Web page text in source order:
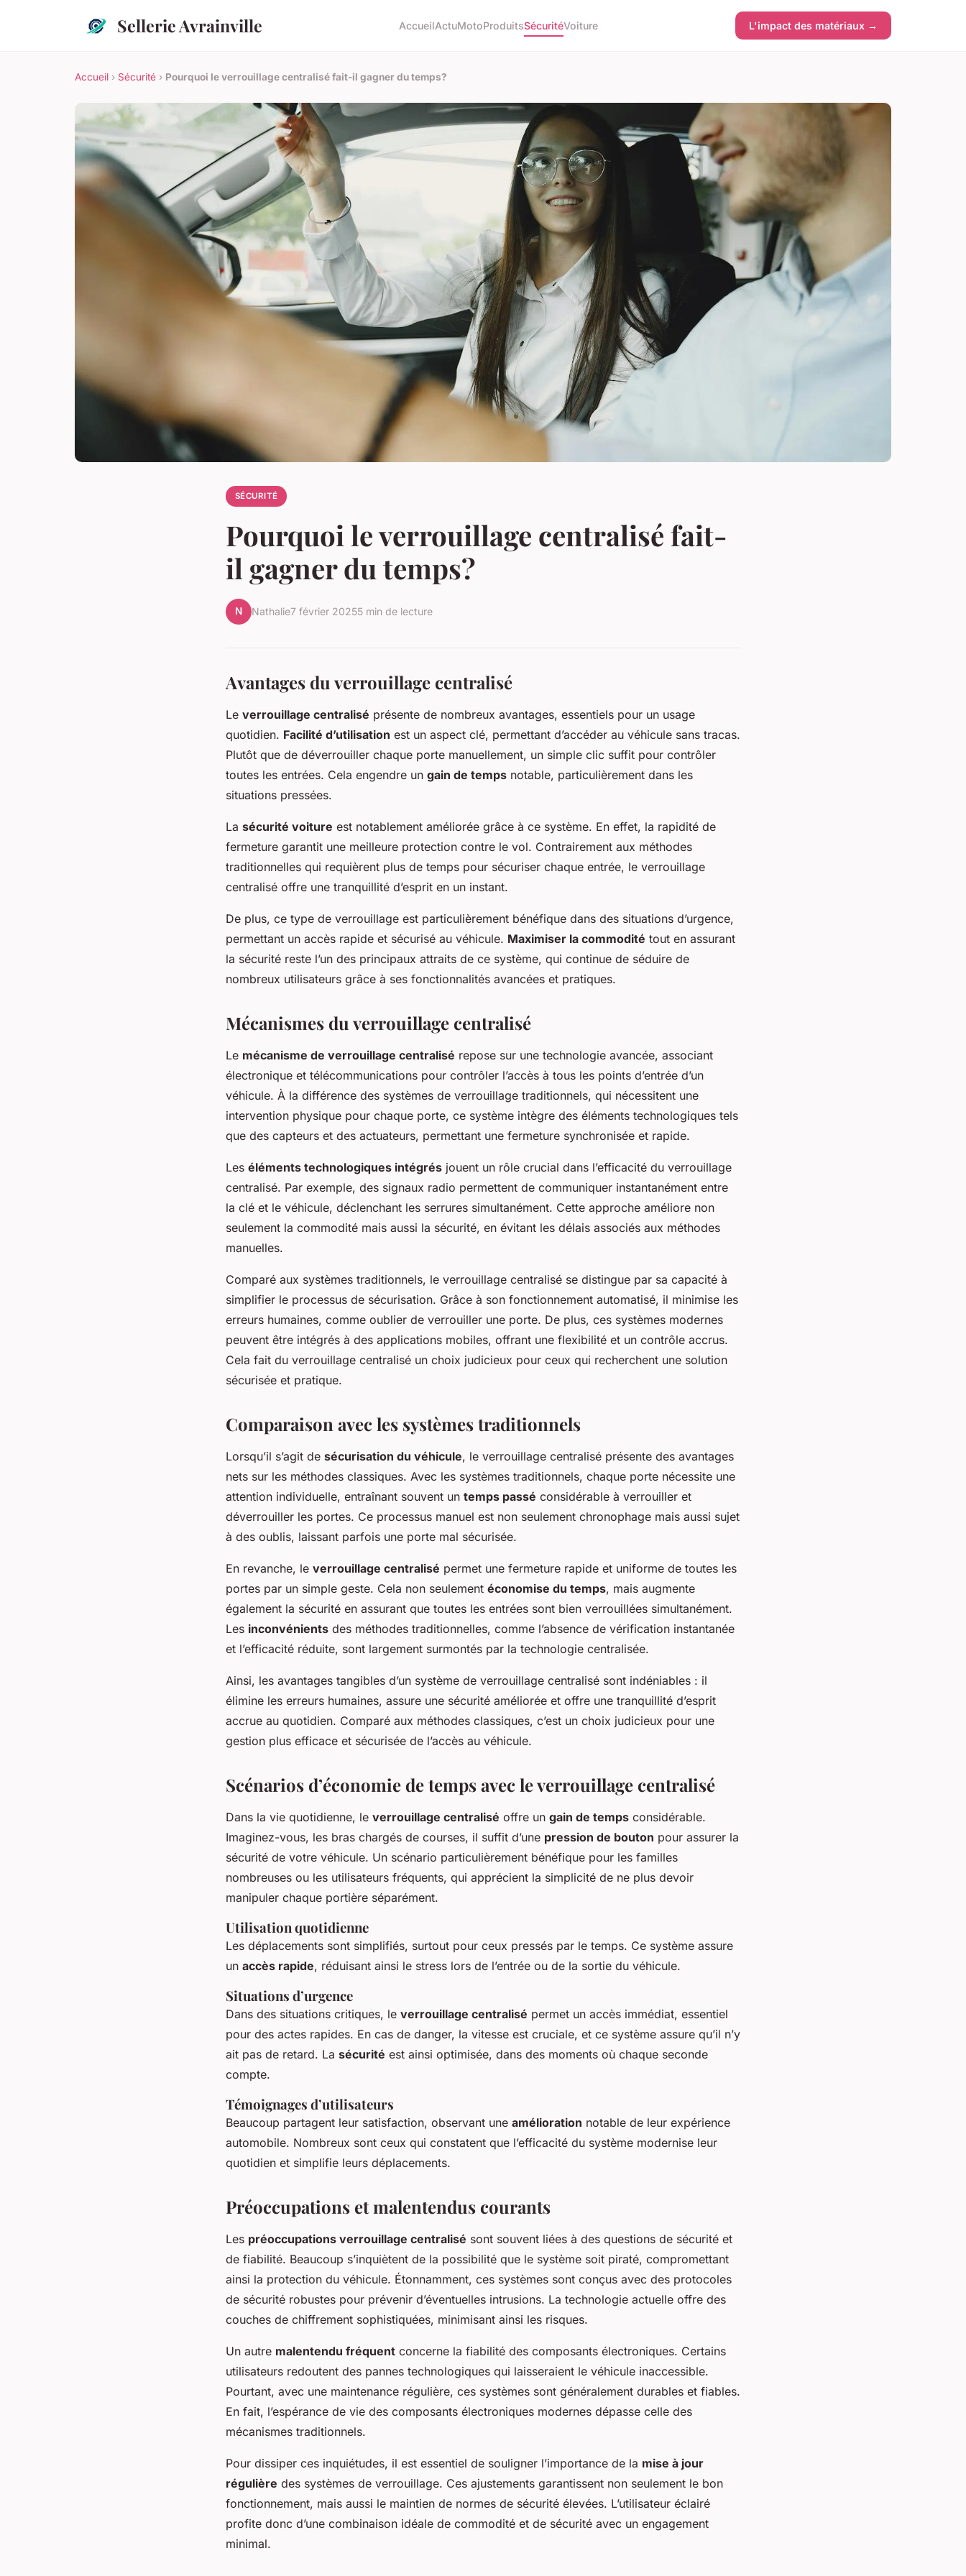
Sellerie Avrainville AccueilActuMotoProduitsSécuritéVoiture L'impact des matériaux →
Accueil › Sécurité › Pourquoi le verrouillage centralisé fait-il gagner du temps?
SÉCURITÉ
Pourquoi le verrouillage centralisé fait-
il gagner du temps?
N Nathalie7 février 20255 min de lecture
Avantages du verrouillage centralisé
Le verrouillage centralisé présente de nombreux avantages, essentiels pour un usage
quotidien. Facilité d’utilisation est un aspect clé, permettant d’accéder au véhicule sans tracas.
Plutôt que de déverrouiller chaque porte manuellement, un simple clic suffit pour contrôler
toutes les entrées. Cela engendre un gain de temps notable, particulièrement dans les
situations pressées.
La sécurité voiture est notablement améliorée grâce à ce système. En effet, la rapidité de
fermeture garantit une meilleure protection contre le vol. Contrairement aux méthodes
traditionnelles qui requièrent plus de temps pour sécuriser chaque entrée, le verrouillage
centralisé offre une tranquillité d’esprit en un instant.
De plus, ce type de verrouillage est particulièrement bénéfique dans des situations d’urgence,
permettant un accès rapide et sécurisé au véhicule. Maximiser la commodité tout en assurant
la sécurité reste l’un des principaux attraits de ce système, qui continue de séduire de
nombreux utilisateurs grâce à ses fonctionnalités avancées et pratiques.
Mécanismes du verrouillage centralisé
Le mécanisme de verrouillage centralisé repose sur une technologie avancée, associant
électronique et télécommunications pour contrôler l’accès à tous les points d’entrée d’un
véhicule. À la différence des systèmes de verrouillage traditionnels, qui nécessitent une
intervention physique pour chaque porte, ce système intègre des éléments technologiques tels
que des capteurs et des actuateurs, permettant une fermeture synchronisée et rapide.
Les éléments technologiques intégrés jouent un rôle crucial dans l’efficacité du verrouillage
centralisé. Par exemple, des signaux radio permettent de communiquer instantanément entre
la clé et le véhicule, déclenchant les serrures simultanément. Cette approche améliore non
seulement la commodité mais aussi la sécurité, en évitant les délais associés aux méthodes
manuelles.
Comparé aux systèmes traditionnels, le verrouillage centralisé se distingue par sa capacité à
simplifier le processus de sécurisation. Grâce à son fonctionnement automatisé, il minimise les
erreurs humaines, comme oublier de verrouiller une porte. De plus, ces systèmes modernes
peuvent être intégrés à des applications mobiles, offrant une flexibilité et un contrôle accrus.
Cela fait du verrouillage centralisé un choix judicieux pour ceux qui recherchent une solution
sécurisée et pratique.
Comparaison avec les systèmes traditionnels
Lorsqu’il s’agit de sécurisation du véhicule, le verrouillage centralisé présente des avantages
nets sur les méthodes classiques. Avec les systèmes traditionnels, chaque porte nécessite une
attention individuelle, entraînant souvent un temps passé considérable à verrouiller et
déverrouiller les portes. Ce processus manuel est non seulement chronophage mais aussi sujet
à des oublis, laissant parfois une porte mal sécurisée.
En revanche, le verrouillage centralisé permet une fermeture rapide et uniforme de toutes les
portes par un simple geste. Cela non seulement économise du temps, mais augmente
également la sécurité en assurant que toutes les entrées sont bien verrouillées simultanément.
Les inconvénients des méthodes traditionnelles, comme l’absence de vérification instantanée
et l’efficacité réduite, sont largement surmontés par la technologie centralisée.
Ainsi, les avantages tangibles d’un système de verrouillage centralisé sont indéniables : il
élimine les erreurs humaines, assure une sécurité améliorée et offre une tranquillité d’esprit
accrue au quotidien. Comparé aux méthodes classiques, c’est un choix judicieux pour une
gestion plus efficace et sécurisée de l’accès au véhicule.
Scénarios d’économie de temps avec le verrouillage centralisé
Dans la vie quotidienne, le verrouillage centralisé offre un gain de temps considérable.
Imaginez-vous, les bras chargés de courses, il suffit d’une pression de bouton pour assurer la
sécurité de votre véhicule. Un scénario particulièrement bénéfique pour les familles
nombreuses ou les utilisateurs fréquents, qui apprécient la simplicité de ne plus devoir
manipuler chaque portière séparément.
Utilisation quotidienne
Les déplacements sont simplifiés, surtout pour ceux pressés par le temps. Ce système assure
un accès rapide, réduisant ainsi le stress lors de l’entrée ou de la sortie du véhicule.
Situations d’urgence
Dans des situations critiques, le verrouillage centralisé permet un accès immédiat, essentiel
pour des actes rapides. En cas de danger, la vitesse est cruciale, et ce système assure qu’il n’y
ait pas de retard. La sécurité est ainsi optimisée, dans des moments où chaque seconde
compte.
Témoignages d’utilisateurs
Beaucoup partagent leur satisfaction, observant une amélioration notable de leur expérience
automobile. Nombreux sont ceux qui constatent que l’efficacité du système modernise leur
quotidien et simplifie leurs déplacements.
Préoccupations et malentendus courants
Les préoccupations verrouillage centralisé sont souvent liées à des questions de sécurité et
de fiabilité. Beaucoup s’inquiètent de la possibilité que le système soit piraté, compromettant
ainsi la protection du véhicule. Étonnamment, ces systèmes sont conçus avec des protocoles
de sécurité robustes pour prévenir d’éventuelles intrusions. La technologie actuelle offre des
couches de chiffrement sophistiquées, minimisant ainsi les risques.
Un autre malentendu fréquent concerne la fiabilité des composants électroniques. Certains
utilisateurs redoutent des pannes technologiques qui laisseraient le véhicule inaccessible.
Pourtant, avec une maintenance régulière, ces systèmes sont généralement durables et fiables.
En fait, l’espérance de vie des composants électroniques modernes dépasse celle des
mécanismes traditionnels.
Pour dissiper ces inquiétudes, il est essentiel de souligner l’importance de la mise à jour
régulière des systèmes de verrouillage. Ces ajustements garantissent non seulement le bon
fonctionnement, mais aussi le maintien de normes de sécurité élevées. L’utilisateur éclairé
profite donc d’une combinaison idéale de commodité et de sécurité avec un engagement
minimal.